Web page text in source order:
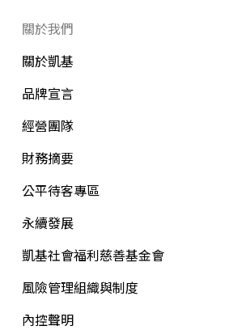
關於我們
關於凱基
品牌宣言
經營團隊
財務摘要
公平待客專區
永續發展
凱基社會福利慈善基金會
風險管理組織與制度
內控聲明